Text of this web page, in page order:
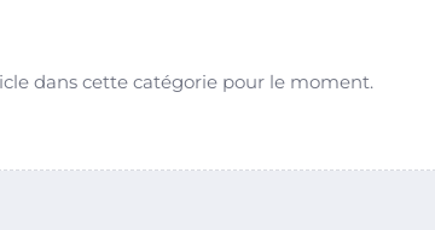
dans cette catégorie pour le moment.